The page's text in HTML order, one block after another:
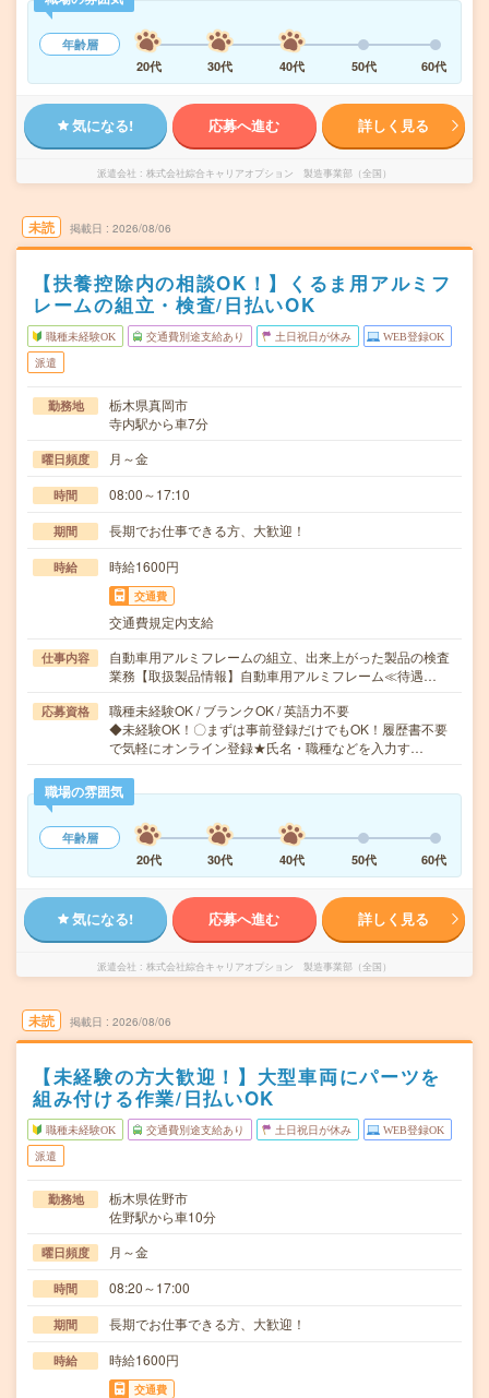
年齢層
20代
30代 40代 50代 60代
気になる! 応募へ進む 詳しく見る
派遣会社 株式会社綜合キャリアオプション 製造事業部（全国）
未読 掲載日 2026/08/06
【扶養控除内の相談OK！】くるま用アルミフ
レームの組立・検査/日払いOK
職種未経験OK 交通費別途支給あり 土日祝日が休み WEB登録OK
派遣
勤務地
栃木県真岡市
寺内駅から車7分
曜日頻度 月～金
時間 08:00～17:10
期間 長期でお仕事できる方、大歓迎！
時給 時給1600円
交通費
交通費規定内支給
仕事内容
自動車用アルミフレームの組立、出来上がった製品の検査
業務【取扱製品情報】自動車用アルミフレーム≪待遇…
応募資格
職種未経験OK / ブランクOK / 英語力不要
◆未経験OK！〇まずは事前登録だけでもOK！履歴書不要
で気軽にオンライン登録★氏名・職種などを入力す…
職場の雰囲気
年齢層
20代
30代 40代 50代 60代
気になる! 応募へ進む 詳しく見る
派遣会社 株式会社綜合キャリアオプション 製造事業部（全国）
未読 掲載日 2026/08/06
【未経験の方大歓迎！】大型車両にパーツを
組み付ける作業/日払いOK
職種未経験OK 交通費別途支給あり 土日祝日が休み WEB登録OK
派遣
勤務地
栃木県佐野市
佐野駅から車10分
曜日頻度 月～金
時間 08:20～17:00
期間 長期でお仕事できる方、大歓迎！
時給 時給1600円
交通費